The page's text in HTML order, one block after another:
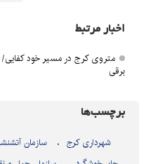
اخبار مرتبط
متروی کرج در مسیر خود کفایی/
برقی
برچسب‌ها
شهرداری کرج
سازمان